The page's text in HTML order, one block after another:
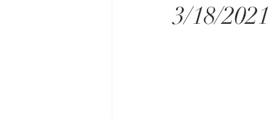
3/18/2021